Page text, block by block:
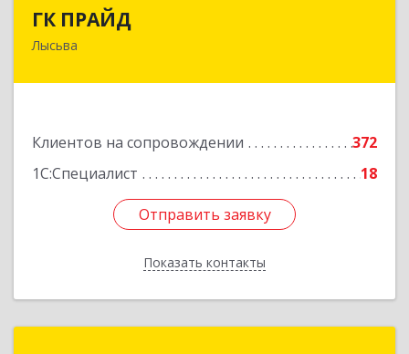
ГК ПРАЙД
Лысьва
Клиентов на сопровождении
372
1С:Специалист
18
Отправить заявку
Показать контакты
618909, Пермский край, Лысьва г, Репина ул,
Отправить заявку
Назад